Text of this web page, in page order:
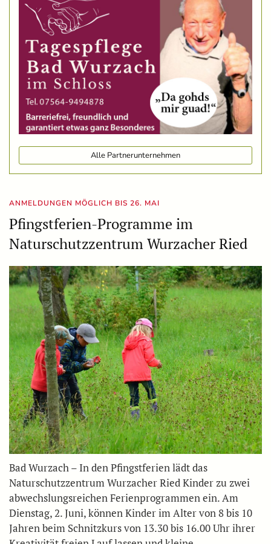
Alle Partnerunternehmen
ANMELDUNGEN MÖGLICH BIS 26. MAI
Pfingstferien-Programme im
Naturschutzzentrum Wurzacher Ried
Bad Wurzach – In den Pfingstferien lädt das
Naturschutzzentrum Wurzacher Ried Kinder zu zwei
abwechslungsreichen Ferienprogrammen ein. Am
Dienstag, 2. Juni, können Kinder im Alter von 8 bis 10
Jahren beim Schnitzkurs von 13.30 bis 16.00 Uhr ihrer